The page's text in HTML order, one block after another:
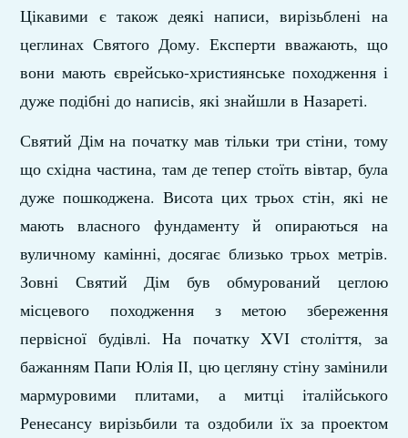
Цікавими є також деякі написи, вирізьблені на
цеглинах Святого Дому. Експерти вважають, що
вони мають єврейсько-християнське походження і
дуже подібні до написів, які знайшли в Назареті.
Святий Дім на початку мав тільки три стіни, тому
що східна частина, там де тепер стоїть вівтар, була
дуже пошкоджена. Висота цих трьох стін, які не
мають власного фундаменту й опираються на
вуличному камінні, досягає близько трьох метрів.
Зовні Святий Дім був обмурований цеглою
місцевого походження з метою збереження
первісної будівлі. На початку XVІ століття, за
бажанням Папи Юлія ІІ, цю цегляну стіну замінили
мармуровими плитами, а митці італійського
Ренесансу вирізьбили та оздобили їх за проектом